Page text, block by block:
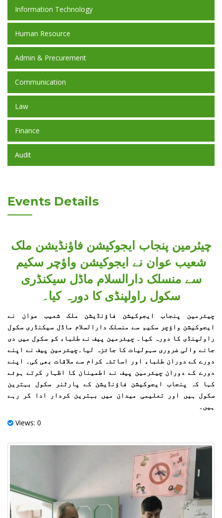
Information Technology
Human Resource
Admin & Precurement
Communication
Law
Finance
Audit
Events Details
چیئرمین پنجاب ایجوکیشن فاؤنڈیشن ملک
شعیب عوان نے ایجوکیشن واؤچر سکیم
سے منسلک دارالسلام ماڈل سیکنڈری
سکول راولپنڈی کا دورہ کیا۔
چیئرمین پنجاب ایجوکیشن فاؤنڈیشن ملک شعیب عوان نے
ایجوکیشن واؤچر سکیم سے منسلک دارالسلام ماڈل سیکنڈری سکول
راولپنڈی کا دورہ کیا۔ چیئرمین پیف نے طلباء کو سکول میں دی
جانے والی ضروری سہولیات کا جائزہ لیا۔چیئرمین پیف نے اپنے
دورے کے دوران طلباء اور اساتذہ کرام سے ملاقات بھی کی۔ اپنے
دورے کے دوران چیئرمین پیف نے اطمینان کا اظہار کرتے ہوئے
کہا کہ پنجاب ایجوکیشن فاؤنڈیشن کے پارٹنر سکول بہترین
سکول ہیں اور تعلیمی میدان میں بہترین کردار ادا کر رہے
ہیں۔
Views: 0